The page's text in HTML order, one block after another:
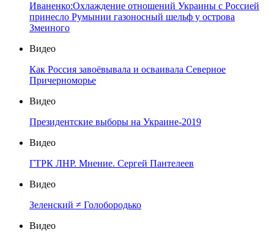
Иваненко:Охлаждение отношений Украины с Россией
принесло Румынии газоносный шельф у острова
Змеиного
Видео
Как Россия завоёвывала и осваивала Северное
Причерноморье
Видео
Президентские выборы на Украине-2019
Видео
ГТРК ЛНР. Мнение. Сергей Пантелеев
Видео
Зеленский ≠ Голобородько
Видео